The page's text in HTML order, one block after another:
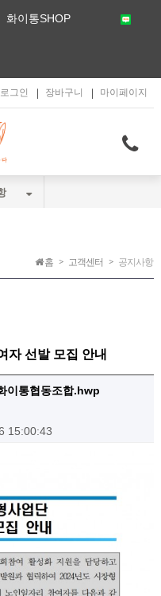
화이통SHOP
로그인 장바구니 마이페이지
홈 고객센터 공지사항
자 선발 모집 안내
이통협동조합.hwp
15:00:43